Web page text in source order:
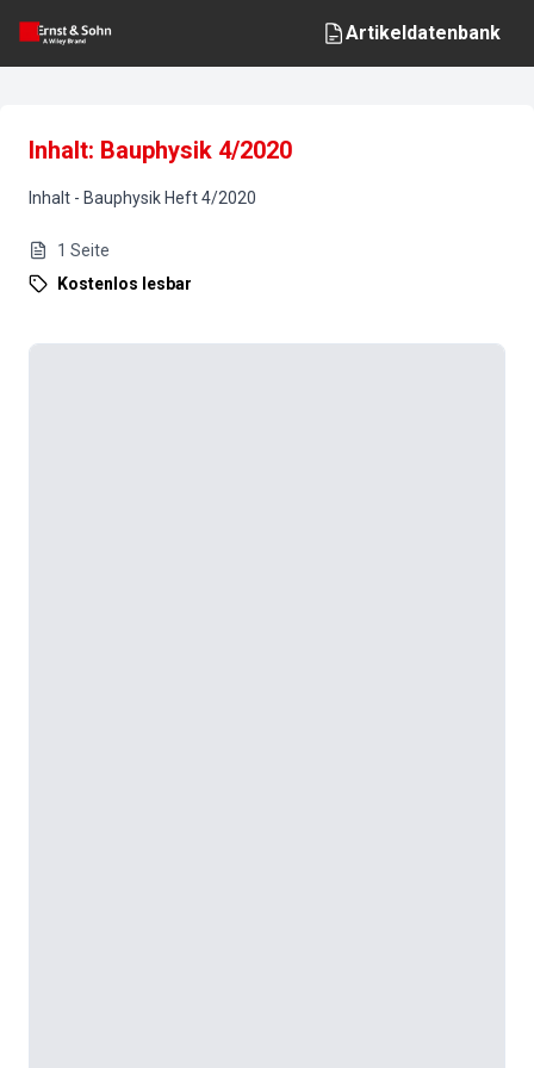
Artikeldatenbank
Inhalt: Bauphysik 4/2020
Inhalt - Bauphysik Heft4/2020
1 Seite
Kostenlos lesbar